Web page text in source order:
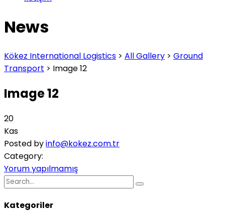
News
Kökez International Logistics > All Gallery > Ground
Transport > Image 12
Image 12
20
Kas
Posted byinfo@kokez.com.tr
Category:
Yorum yapılmamış
Kategoriler